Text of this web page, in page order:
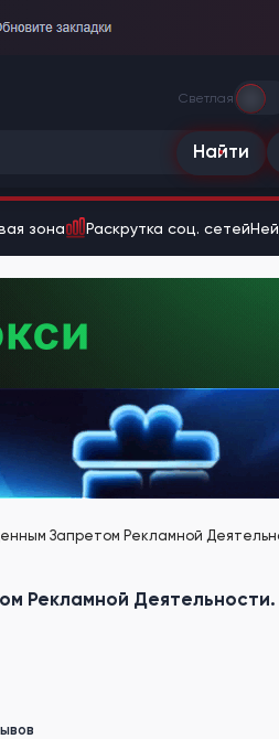
Светлая
Найти
зона Раскрутка соц. сетей
Запретом Рекламной
Рекламной